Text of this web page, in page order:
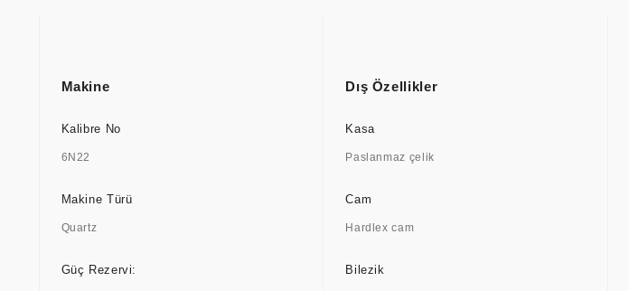
Makine
Kalibre No
6N22
Makine Türü
Quartz
Güç Rezervi:
Dış Özellikler
Kasa
Paslanmaz çelik
Cam
Hardlex cam
Bilezik